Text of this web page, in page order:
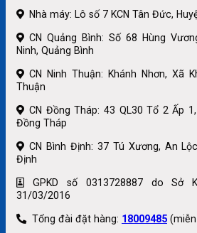
Nhà máy: Lô số 7 KCN Tân Đức,
CN Quảng Bình: Số 68 Hùng
Ninh, Quảng Bình
CN Ninh Thuận: Khánh Nhơn, Xã
Thuận
CN Đồng Tháp: 43 QL30 Tổ 2 Ấp
Đồng Tháp
CN Bình Định: 37 Tú Xương, An
Định
GPKD số 0313728887 do Sở
31/03/2016
Tổng đài đặt hàng: 18009485